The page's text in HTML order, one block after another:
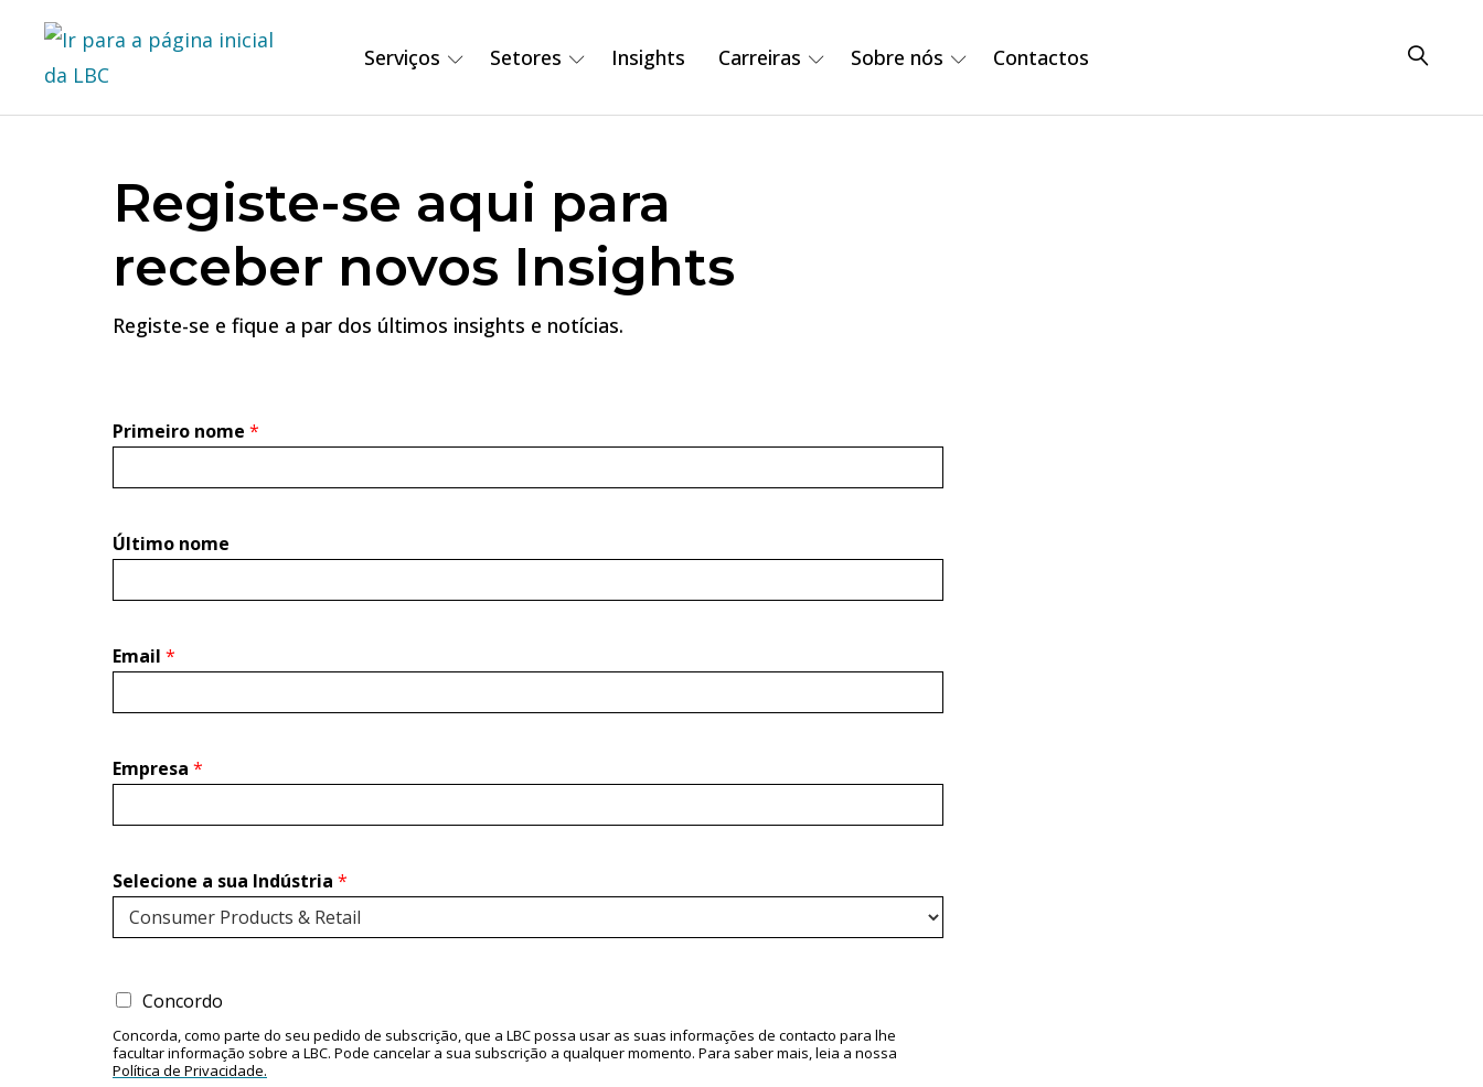
Serviços Setores Insights Carreiras Sobre nós Contactos
Registe-se aqui para
receber novos Insights
Registe-se e fique a par dos últimos insights e notícias.
Primeiro nome *
Último nome
Email *
Empresa *
Selecione a sua Indústria *
Concordo
Concorda, como parte do seu pedido de subscrição, que a LBC possa usar as suas informações de contacto para lhe
facultar informação sobre a LBC. Pode cancelar a sua subscrição a qualquer momento. Para saber mais, leia a nossa
Política de Privacidade.